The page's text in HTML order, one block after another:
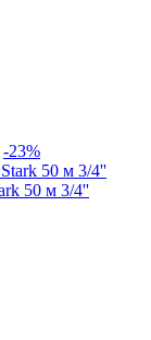
-23%
50 м 3/4''